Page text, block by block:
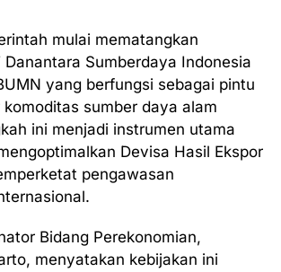
mulai mematangkan
Danantara Sumberdaya Indonesia
yang berfungsi sebagai pintu
sumber daya alam
ini menjadi instrumen utama
Devisa Hasil Ekspor
pengawasan
Bidang Perekonomian,
menyatakan kebijakan ini